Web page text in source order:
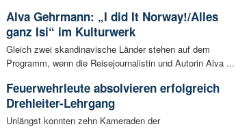
Alva Gehrmann: „I did It Norway!/Alles
ganz Isi“ im Kulturwerk
Gleich zwei skandinavische Länder stehen auf dem
Programm, wenn die Reisejournalistin und Autorin Alva ...
Feuerwehrleute absolvieren erfolgreich
Drehleiter-Lehrgang
Unlängst konnten zehn Kameraden der